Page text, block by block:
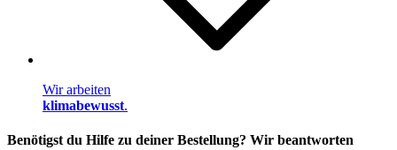
Wir arbeiten
klimabewusst.
Benötigst du Hilfe zu deiner Bestellung? Wir beantworten